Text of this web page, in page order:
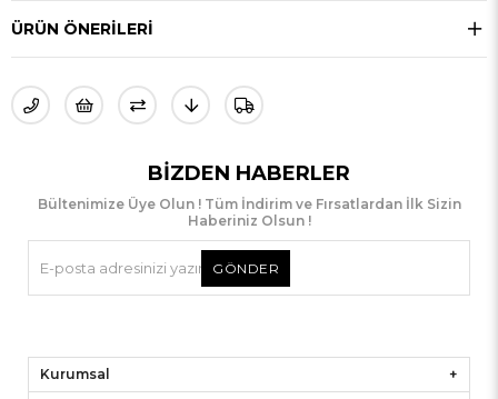
ÜRÜN ÖNERILERI
BIZDEN HABERLER
Bültenimize Üye Olun ! Tüm İndirim ve Fırsatlardan İlk Sizin
Haberiniz Olsun !
GÖNDER
Kurumsal